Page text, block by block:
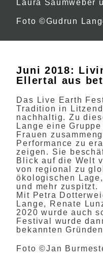
Laura Saumweber
Foto ©Gudrun
Juni 2018:
Ellertal aus
Das Live Earth
Tradition in
nachhaltig. Zu
Lange eine
Frauen
Performance zu
zeigen. Sie
Blick auf die Welt
von regional zu
ökologischen
und mehr zuspitzt.
Mit Petra
Lange, Renate
2020 wurde auch
Festival wurde
bekannten
Foto ©Jan